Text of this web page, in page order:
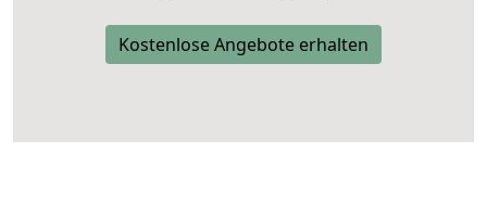
Kostenlose Angebote erhalten